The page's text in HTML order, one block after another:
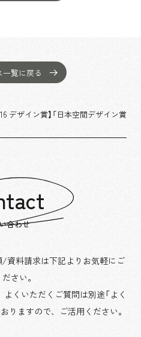
一覧に戻る
デザイン賞】「日本空間デザイン賞
合わせ
資料請求は下記よりお気軽にご
さい。
くいただくご質問は別途「よく
りますので、
ご活用ください。